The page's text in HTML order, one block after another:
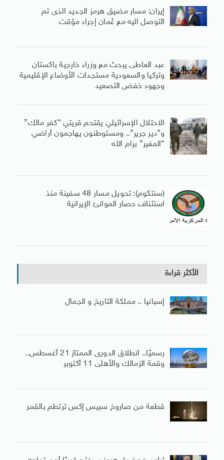
إيران: مسار مضيق هرمز الجديد الذى تم
التوصل اليه مع عُمان إجراء مؤقت
عبد العاطى يبحث مع وزراء خارجية باكستان
وتركيا والسعودية مستجدات الأوضاع الإقليمية
وجهود خفض التصعيد
الاحتلال الإسرائيلي يقتحم قريتي “كفر مالك”
و”دير جرير”.. ومستوطنون يهاجمون أراضي
“المغير” برام الله
(سنتكوم): تحويل مسار 48 سفينة منذ
استئناف حصار الموانئ الإيرانية
الأكثر قراءة
إسبانيا .. مملكة التاريخ و الجمال
رسميًا.. انطلاق الدورى الممتاز 21 أغسطس..
وقمة الزمالك والأهلى 11 أكتوبر
قطعة من صاروخ سبيس إكس ترتطم بالقمر